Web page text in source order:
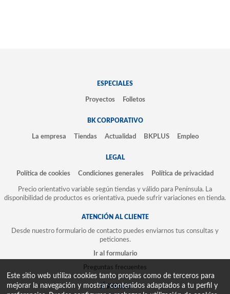
ESPECIALES
Proyectos Folletos
BK CORPORATIVO
La empresa Tiendas Actualidad BKPLUS Empleo
LEGAL
Política de cookies Condiciones generales Política de privacidad
Precio orientativo variable según tiendas y válido para Península. La
disponibilidad de productos es orientativa, puede sufrir variaciones en tienda.
ATENCIÓN AL CLIENTE
Desde nuestro formulario de contacto puedes enviarnos tus consultas y
peticiones.
Ir al formulario
Preguntas frecuentes
SÍGUENOS
Este sitio web utiliza cookies tanto propias como de terceros para
mejorar la navegación y mostrar contenidos adaptados a tu perfil y